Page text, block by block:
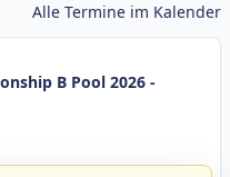
Alle Termine im Kalender
B Pool 2026 -